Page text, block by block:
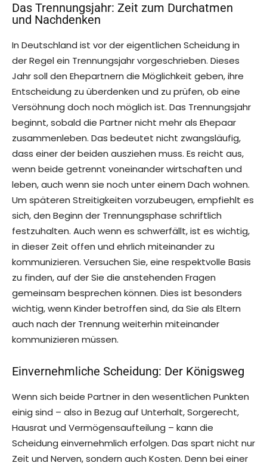
Das Trennungsjahr: Zeit zum Durchatmen
und Nachdenken
In Deutschland ist vor der eigentlichen Scheidung in
der Regel ein Trennungsjahr vorgeschrieben. Dieses
Jahr soll den Ehepartnern die Möglichkeit geben, ihre
Entscheidung zu überdenken und zu prüfen, ob eine
Versöhnung doch noch möglich ist. Das Trennungsjahr
beginnt, sobald die Partner nicht mehr als Ehepaar
zusammenleben. Das bedeutet nicht zwangsläufig,
dass einer der beiden ausziehen muss. Es reicht aus,
wenn beide getrennt voneinander wirtschaften und
leben, auch wenn sie noch unter einem Dach wohnen.
Um späteren Streitigkeiten vorzubeugen, empfiehlt es
sich, den Beginn der Trennungsphase schriftlich
festzuhalten. Auch wenn es schwerfällt, ist es wichtig,
in dieser Zeit offen und ehrlich miteinander zu
kommunizieren. Versuchen Sie, eine respektvolle Basis
zu finden, auf der Sie die anstehenden Fragen
gemeinsam besprechen können. Dies ist besonders
wichtig, wenn Kinder betroffen sind, da Sie als Eltern
auch nach der Trennung weiterhin miteinander
kommunizieren müssen.
Einvernehmliche Scheidung: Der Königsweg
Wenn sich beide Partner in den wesentlichen Punkten
einig sind – also in Bezug auf Unterhalt, Sorgerecht,
Hausrat und Vermögensaufteilung – kann die
Scheidung einvernehmlich erfolgen. Das spart nicht nur
Zeit und Nerven, sondern auch Kosten. Denn bei einer